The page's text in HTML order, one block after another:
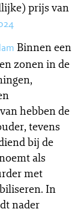
prijs van
Binnen een
zonen in de
hebben de
tevens
bij de
als
met
In
nader